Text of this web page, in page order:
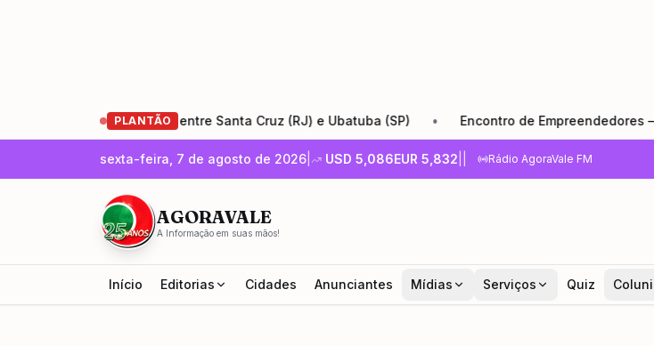
PLANTÃO
Rio-Santos entre Santa Cruz (RJ) e Ubatuba (SP) • Encontro de Empreendedores –
sexta-feira, 7 de agosto de 2026 USD 5,086EUR 5,832 Rádio AgoraVale FM
AGORAVALE
A Informação em suas mãos!
Início Editorias Cidades Anunciantes Mídias Serviços Quiz